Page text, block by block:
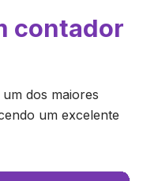
contador
dos maiores
um excelente